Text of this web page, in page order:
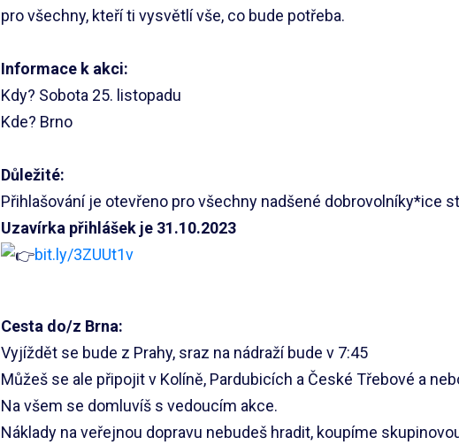
pro všechny, kteří ti vysvětlí vše, co bude potřeba.
Informace k akci:
Kdy? Sobota 25. listopadu
Kde? Brno
Důležité:
Přihlašování je otevřeno pro všechny nadšené dobrovolníky*ice
Uzavírka přihlášek je 31.10.2023
bit.ly/3ZUUt1v
Cesta do/z Brna:
Vyjíždět se bude z Prahy, sraz na nádraží bude v 7:45
Můžeš se ale připojit v Kolíně, Pardubicích a České Třebové a
Na všem se domluvíš s vedoucím akce.
Náklady na veřejnou dopravu nebudeš hradit, koupíme